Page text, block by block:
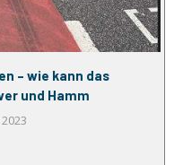
– wie kann das
und Hamm